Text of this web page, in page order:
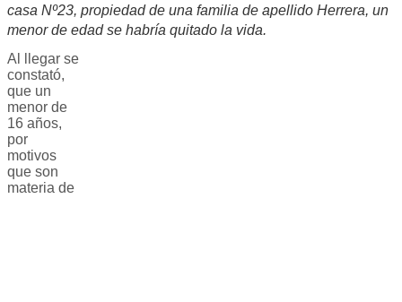
casa Nº23, propiedad de una familia de apellido Herrera, un
menor de edad se habría quitado la vida.
Al llegar se
constató,
que un
menor de
16 años,
por
motivos
que son
materia de